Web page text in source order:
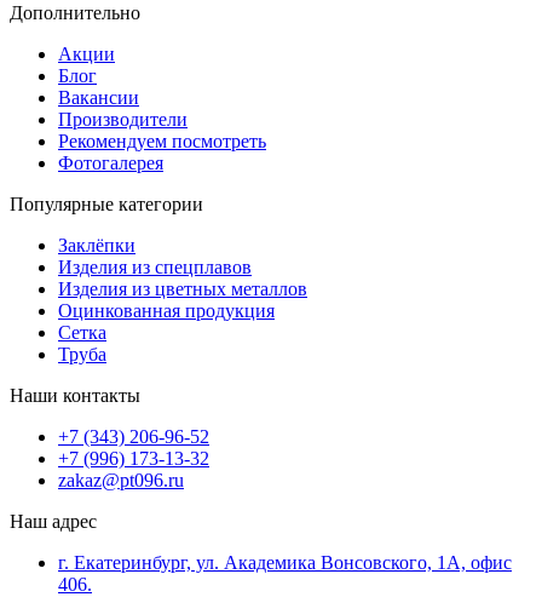
Дополнительно
Акции
Блог
Вакансии
Производители
Рекомендуем посмотреть
Фотогалерея
Популярные категории
Заклёпки
Изделия из спецплавов
Изделия из цветных металлов
Оцинкованная продукция
Сетка
Труба
Наши контакты
+7 (343) 206-96-52
+7 (996) 173-13-32
zakaz@pt096.ru
Наш адрес
г. Екатеринбург, ул. Академика Вонсовского, 1А, офис
406.